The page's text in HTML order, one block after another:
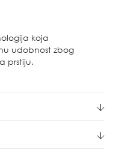
koja
udobnost zbog
prstiju.